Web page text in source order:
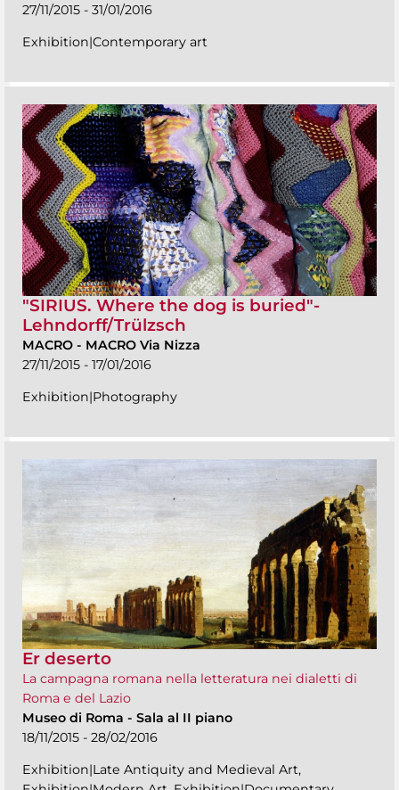
27/11/2015 - 31/01/2016
Exhibition|Contemporary art
"SIRIUS. Where the dog is buried"-
Lehndorff/Trülzsch
MACRO - MACRO Via Nizza
27/11/2015 - 17/01/2016
Exhibition|Photography
Er deserto
La campagna romana nella letteratura nei dialetti di
Roma e del Lazio
Museo di Roma - Sala al II piano
18/11/2015 - 28/02/2016
Exhibition|Late Antiquity and Medieval Art,